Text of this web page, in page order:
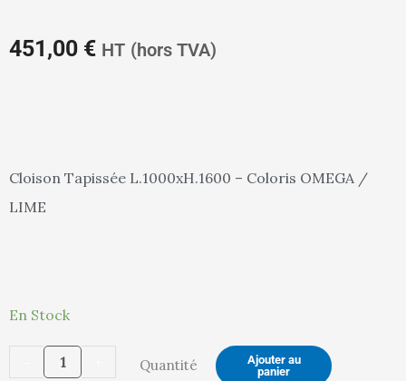
451,00 €prix
HT (hors TVA)
Cloison Tapissée L.1000xH.1600 – Coloris OMEGA /
LIME
En Stock
quantité
Quantité
Ajouter au
panier